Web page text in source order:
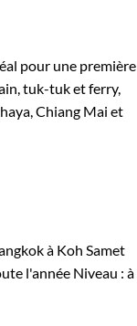
pour une première
tuk-tuk et ferry,
Chiang Mai et
à Koh Samet
l'année Niveau : à